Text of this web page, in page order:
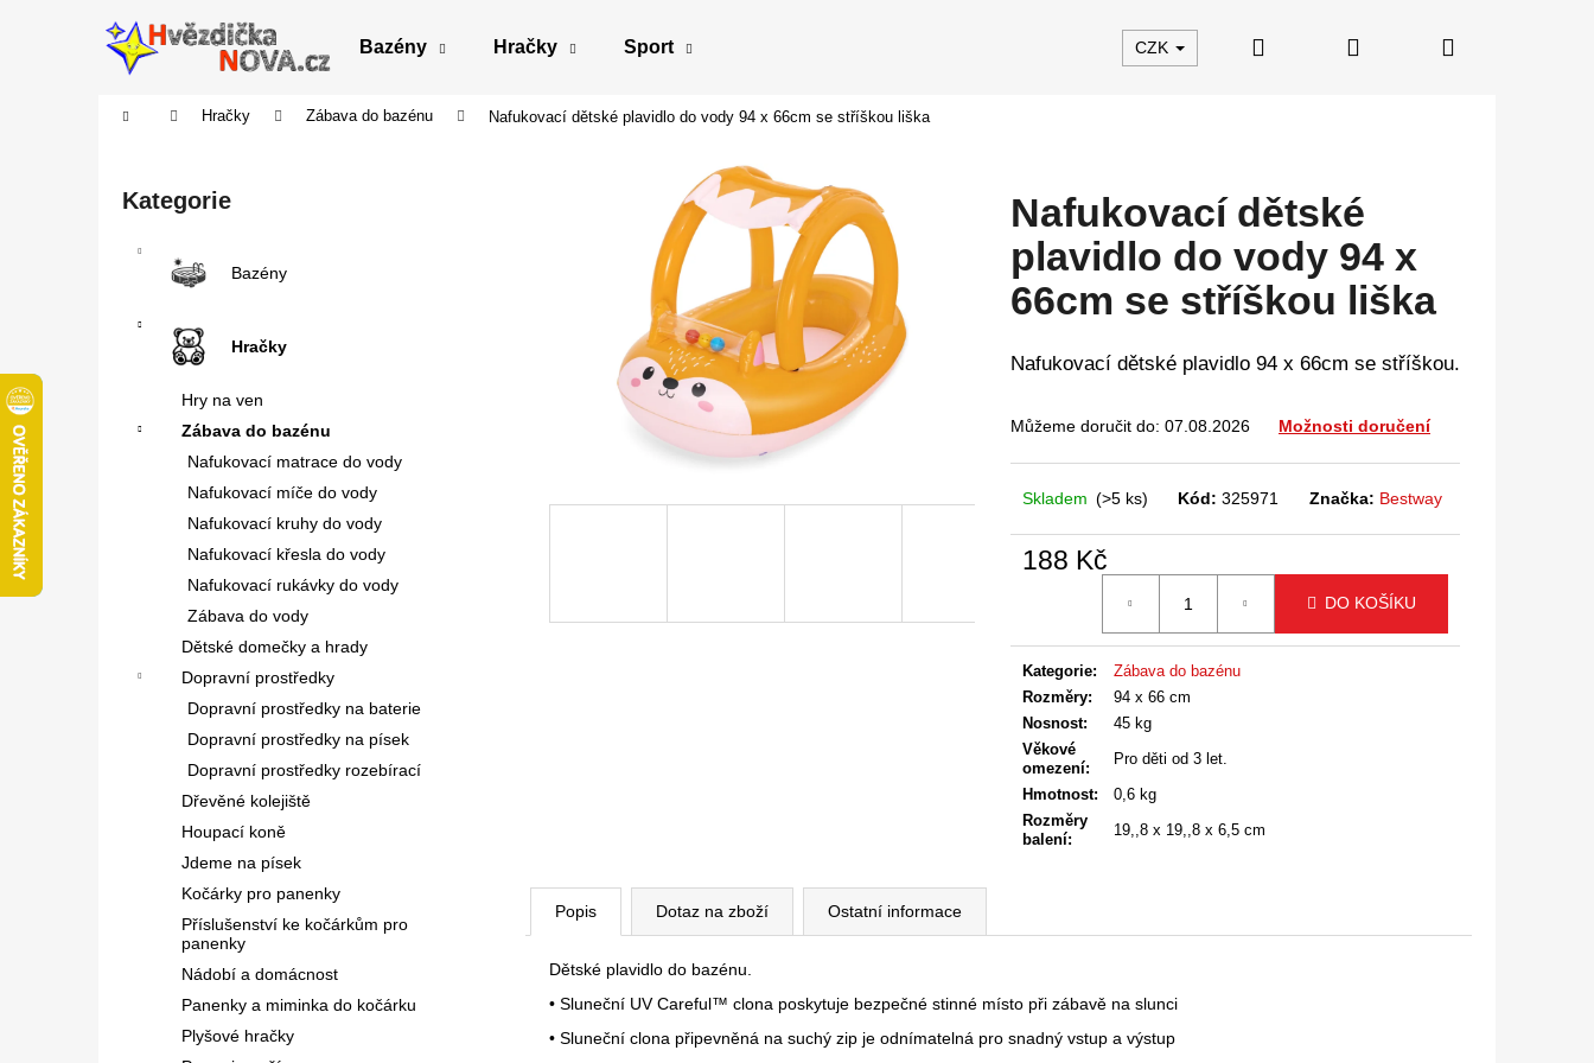
Bazény Hračky Sport CZK Hledat PřihlášeníNákupní
Domů Hračky Zábava do bazénu Nafukovací dětské plavidlo do vody 94 x 66cm se stříškou liška
Přeskočit
kategorie
Kategorie
Bazény
Hračky
Hry na ven
Zábava do bazénu
Nafukovací matrace do vody
Nafukovací míče do vody
Nafukovací kruhy do vody
Nafukovací křesla do vody
Nafukovací rukávky do vody
Zábava do vody
Dětské domečky a hrady
Dopravní prostředky
Dopravní prostředky na baterie
Dopravní prostředky na písek
Dopravní prostředky rozebírací
Dřevěné kolejiště
Houpací koně
Jdeme na písek
Kočárky pro panenky
Příslušenství ke kočárkům pro
panenky
Nádobí a domácnost
Panenky a miminka do kočárku
Plyšové hračky
Nafukovací dětské
plavidlo do vody 94 x
66cm se stříškou liška
Nafukovací dětské plavidlo 94 x 66cm se stříškou.
Můžeme doručit do: 07.08.2026 Možnosti doručení
Skladem (>5 ks) Kód: 325971 Značka: Bestway
188 Kč
DO KOŠÍKU
Kategorie:
Zábava do bazénu
Rozměry:
94 x 66 cm
Nosnost:
45 kg
Věkové
omezení:
Pro děti od 3 let.
Hmotnost:
0,6 kg
Rozměry
balení:
19,,8 x 19,,8 x 6,5 cm
Popis Dotaz na zboží Ostatní informace
Dětské plavidlo do bazénu.
• Sluneční UV Careful™ clona poskytuje bezpečné stinné místo při zábavě na slunci
• Sluneční clona připevněná na suchý zip je odnímatelná pro snadný vstup a výstup
Zpět
Zpět
Co potřebujete najít?
HLEDAT
Doporučujeme